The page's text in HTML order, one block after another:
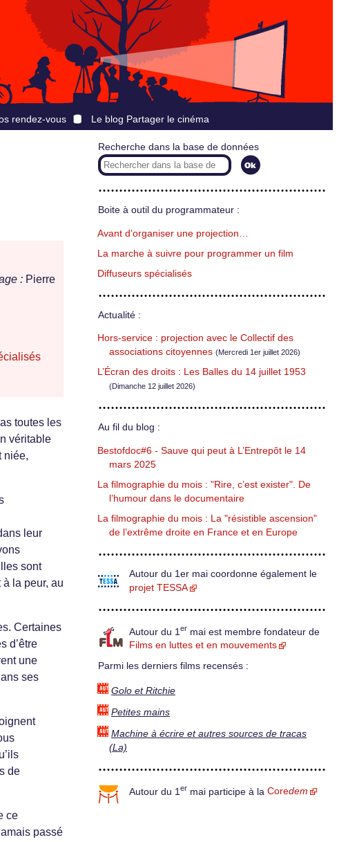
rendez-vous Le blog Partager le cinéma
: Pierre
toutes les
véritable
niée,
leur
sont
la peur, au
Certaines
d’être
une
ses
de
ce
passé
Recherche dans la base de données
Boite à outil du programmateur :
Avant d’organiser une projection…
La marche à suivre pour programmer un film
Diffuseurs spécialisés
Actualité :
Hors-service : projection avec le Collectif des
associations citoyennes (Mercredi 1er juillet 2026)
L’Écran des droits : Les Balles du 14 juillet 1953
(Dimanche 12 juillet 2026)
Au fil du blog :
Bestofdoc#6 - Sauve qui peut à L’Entrepôt le 14
mars 2025
La filmographie du mois : "Rire, c’est exister". De
l’humour dans le documentaire
La filmographie du mois : La "résistible ascension"
de l’extrême droite en France et en Europe
Autour du 1er mai coordonne également le
projet TESSA
Autour du 1 er mai est membre fondateur de
Films en luttes et en mouvements
Parmi les derniers films recensés :
Golo et Ritchie
Petites mains
Machine à écrire et autres sources de tracas
(La)
Autour du 1 er mai participe à la Coredem